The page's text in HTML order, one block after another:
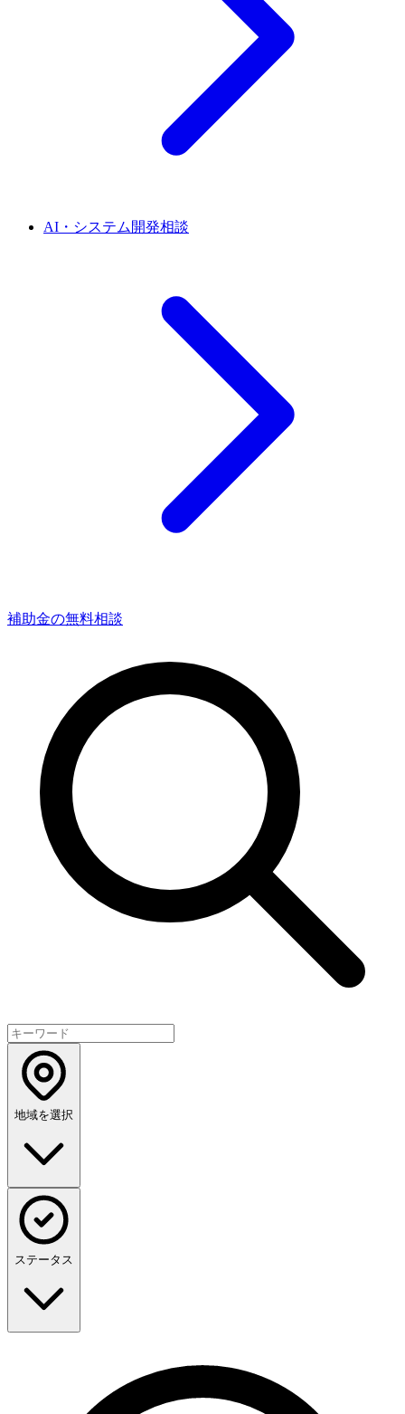
AI・システム開発相談
補助金の無料相談
地域を選択
ステータス